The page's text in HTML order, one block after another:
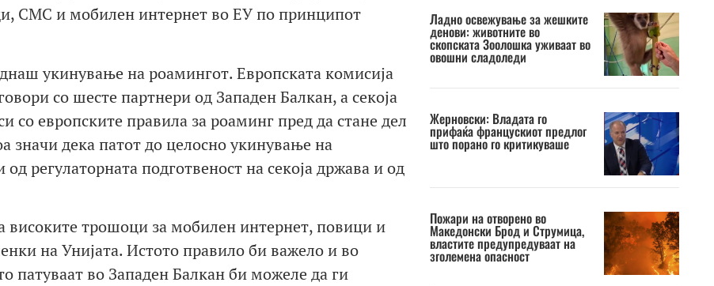
СМС и мобилен интернет во ЕУ по принципот
укинување на роамингот. Европската комисија
со шесте партнери од Западен Балкан, а секоја
со европските правила за роаминг пред да стане дел
значи дека патот до целосно укинување на
регулаторната подготвеност на секоја држава и од
високите трошоци за мобилен интернет, повици и
на Унијата. Истото правило би важело и во
патуваат во Западен Балкан би можеле да ги
Ладно освежување за жешките
денови: животните во
скопската Зоолошка уживаат во
овошни сладоледи
Жерновски: Владата го
прифаќа францускиот предлог
што порано го критикуваше
Пожари на отворено во
Македонски Брод и Струмица,
властите предупредуваат на
зголемена опасност